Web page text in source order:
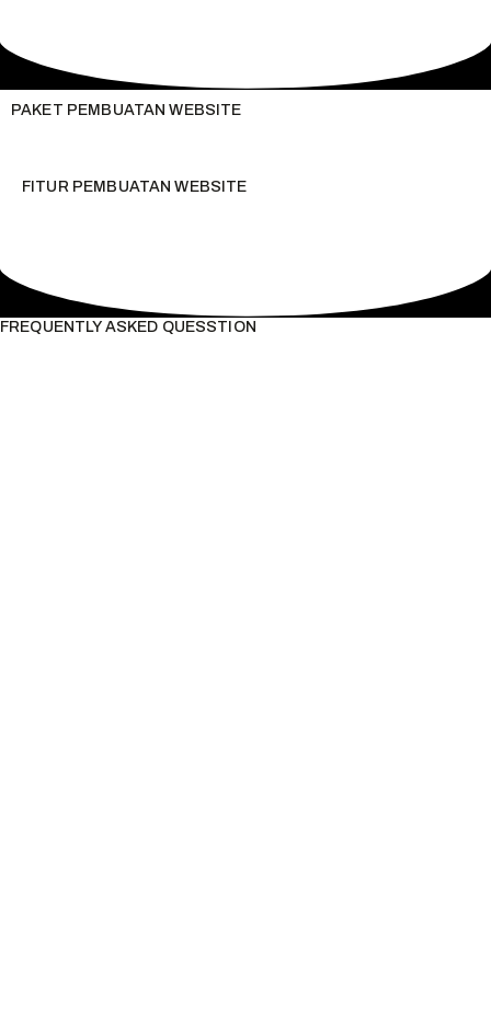
PAKET PEMBUATAN WEBSITE
FITUR PEMBUATAN WEBSITE
FREQUENTLY ASKED QUESSTION